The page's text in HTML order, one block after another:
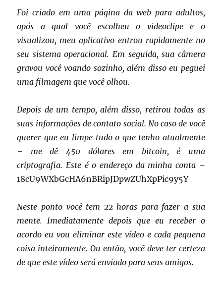
Foi criado em uma página da web para adultos,
após a qual você escolheu o videoclipe e o
visualizou, meu aplicativo entrou rapidamente no
seu sistema operacional. Em seguida, sua câmera
gravou você voando sozinho, além disso eu peguei
uma filmagem que você olhou.
Depois de um tempo, além disso, retirou todas as
suas informações de contato social. No caso de você
querer que eu limpe tudo o que tenho atualmente
– me dê 450 dólares em bitcoin, é uma
criptografia. Este é o endereço da minha conta –
18cU9WXbGcHA6nBRipJDpwZUhXpPic9y5Y
Neste ponto você tem 22 horas para fazer a sua
mente. Imediatamente depois que eu receber o
acordo eu vou eliminar este vídeo e cada pequena
coisa inteiramente. Ou então, você deve ter certeza
de que este vídeo será enviado para seus amigos.